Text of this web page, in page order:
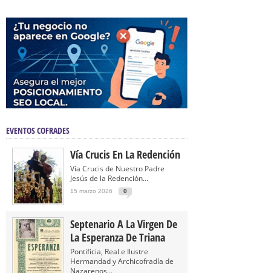
EVENTOS COFRADES
Vía Crucis En La Redención
Vía Crucis de Nuestro Padre
Jesús de la Redención...
15 marzo 2026 0
Septenario A La Virgen De
La Esperanza De Triana
Pontificia, Real e Ilustre
Hermandad y Archicofradía de
Nazarenos...